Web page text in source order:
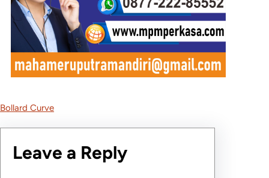
Bollard Curve
Leave a Reply